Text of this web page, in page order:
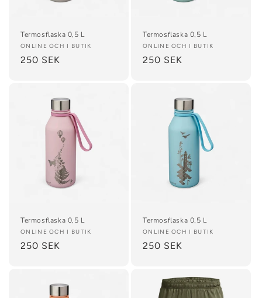
Termosflaska 0,5 L
Säljare:
ONLINE OCH I BUTIK
Ordinarie
250 SEK
Termosflaska 0,5 L
Säljare:
ONLINE OCH I BUTIK
Ordinarie
250 SEK
Termosflaska 0,5 L
Säljare:
ONLINE OCH I BUTIK
Ordinarie
250 SEK
Termosflaska 0,5 L
Säljare:
ONLINE OCH I BUTIK
Ordinarie
250 SEK